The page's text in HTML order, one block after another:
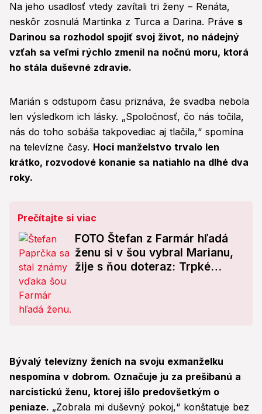
Na jeho usadlosť vtedy zavítali tri ženy – Renáta,
neskôr zosnulá Martinka z Turca a Darina. Práve s
Darinou sa rozhodol spojiť svoj život, no nádejný
vzťah sa veľmi rýchlo zmenil na nočnú moru, ktorá
ho stála duševné zdravie.
Marián s odstupom času priznáva, že svadba nebola
len výsledkom ich lásky. „Spoločnosť, čo nás točila,
nás do toho sobáša takpovediac aj tlačila,“ spomína
na televízne časy. Hoci manželstvo trvalo len
krátko, rozvodové konanie sa natiahlo na dlhé dva
roky.
Prečítajte si viac
FOTO Štefan z Farmár hľadá
ženu si v šou vybral Marianu,
žije s ňou doteraz: Trpké
Bývalý televízny ženích na svoju exmanželku
nespomína v dobrom. Označuje ju za prešibanú a
narcistickú ženu, ktorej išlo predovšetkým o
peniaze. „Zobrala mi duševný pokoj,“ konštatuje bez